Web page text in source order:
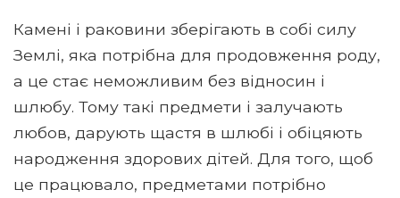
Камені і раковини зберігають в собі силу
Землі, яка потрібна для продовження роду,
а це стає неможливим без відносин і
шлюбу. Тому такі предмети і залучають
любов, дарують щастя в шлюбі і обіцяють
народження здорових дітей. Для того, щоб
це працювало, предметами потрібно